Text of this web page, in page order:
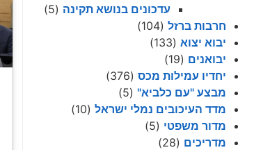
עדכונים בנושא תקינה (5)
חרבות ברזל (104)
יבוא יצוא (133)
יבואנים (19)
יחדיו עמילות מכס (376)
מבצע "עם כלביא" (5)
מדד העיכובים נמלי ישראל (10)
מדור משפטי (5)
מדריכים (28)